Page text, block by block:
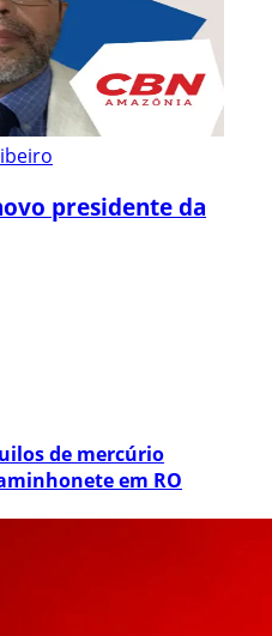
presidente da
de mercúrio
em RO